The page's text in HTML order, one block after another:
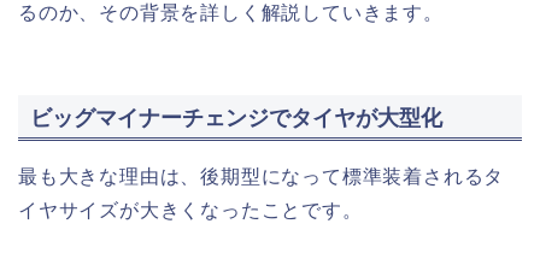
るのか、その背景を詳しく解説していきます。
ビッグマイナーチェンジでタイヤが大型化
最も大きな理由は、後期型になって標準装着されるタ
イヤサイズが大きくなったことです。